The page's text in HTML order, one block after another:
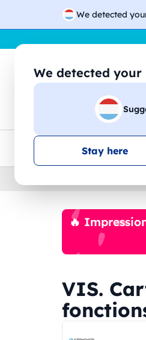
We detected
We detected
Stay here
Sweat-
Livraison UE
🔥
VIS.